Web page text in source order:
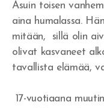
Asuin toisen
aina humalassa.
mitään, sillä olin
olivat kasvaneet
tavallista elämää,
17-vuotiaana
Menestysteologian
Kenelle kunnia?
Jaakob Herran
Kuninkaan kunnia on